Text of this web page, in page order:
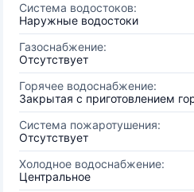
Система водостоков:
Наружные водостоки
Газоснабжение:
Отсутствует
Горячее водоснабжение:
Закрытая с приготовлением
Система пожаротушения:
Отсутствует
Холодное водоснабжение:
Центральное